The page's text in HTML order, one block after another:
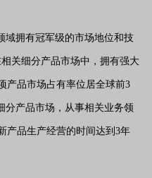
域拥有冠军级的市场地位和技
关细分产品市场中，拥有强大
产品市场占有率位居全球前3
分产品市场，从事相关业务领
产品生产经营的时间达到3年